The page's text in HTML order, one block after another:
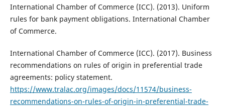
International Chamber of Commerce (ICC). (2013). Uniform
rules for bank payment obligations. International Chamber
of Commerce.
International Chamber of Commerce (ICC). (2017). Business
recommendations on rules of origin in preferential trade
agreements: policy statement.
https://www.tralac.org/images/docs/11574/business-
recommendations-on-rules-of-origin-in-preferential-trade-